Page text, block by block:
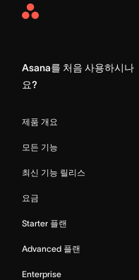
Asana
Asana를 처음 사용하시나
요?
제품 개요
모든 기능
최신 기능 릴리스
요금
Starter 플랜
Advanced 플랜
Enterprise